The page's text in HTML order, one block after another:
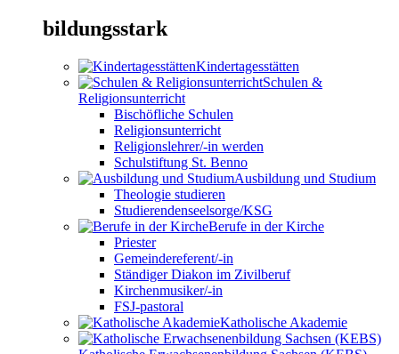
bildungsstark
Kindertagesstätten
Schulen &
Religionsunterricht
Bischöfliche Schulen
Religionsunterricht
Religionslehrer/-in werden
Schulstiftung St. Benno
Ausbildung und Studium
Theologie studieren
Studierendenseelsorge/KSG
Berufe in der Kirche
Priester
Gemeindereferent/-in
Ständiger Diakon im Zivilberuf
Kirchenmusiker/-in
FSJ-pastoral
Katholische Akademie